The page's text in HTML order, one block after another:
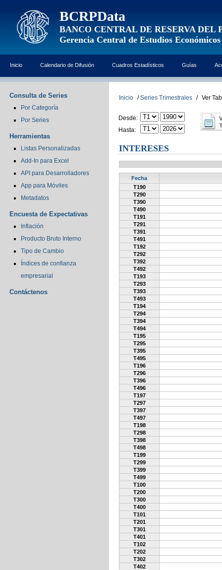
BCRPData
BANCO CENTRAL DE RESERVA DEL
Gerencia Central de Estudios Económicos
Inicio Calendario de Difusión Cuadros Estadísticos Guías
Consulta de Series
Por Categoría
Por Series
Herramientas
Listas Personalizadas
Add-In para Excel
API para Desarrolladores
App para Móviles
Metadatos
Encuesta de Expectativas
Inflación
Producto Bruto Interno
Tipo de Cambio
Índices de confianza
empresarial
Contáctenos
Inicio / Series Trimestrales / Ver
Desde:
Hasta:
INTERESES
Fecha
T190
T290
T390
T490
T191
T291
T391
T491
T192
T292
T392
T492
T193
T293
T393
T493
T194
T294
T394
T494
T195
T295
T395
T495
T196
T296
T396
T496
T197
T297
T397
T497
T198
T298
T398
T498
T199
T299
T399
T499
T100
T200
T300
T400
T101
T201
T301
T401
T102
T202
T302
T402